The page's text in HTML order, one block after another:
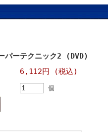
パーテクニック2 (DVD)
6,112円 (税込)
個